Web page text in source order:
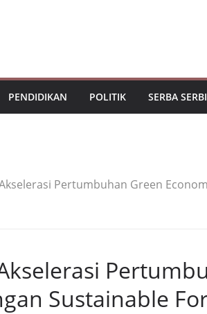
PENDIDIKAN POLITIK SERBA SERBI
Pertumbuhan Green
Sustainable